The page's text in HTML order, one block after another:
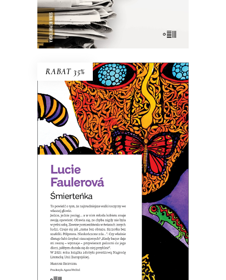
E-BOOK DO KOSZYKA
RABAT 35%
E-BOOK DO KOSZYKA
ŚMIERTEŃKA
To powieść o tym, że najtrudniejsze
walki toczymy we własnej głowie.
43.00zł 27.95zł
KSIĄŻKA DO KOSZYKA